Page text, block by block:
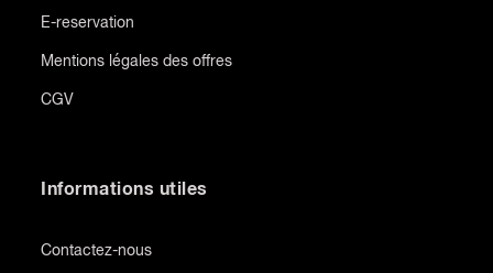
E-reservation
Mentions légales des offres
CGV
Informations utiles
Contactez-nous